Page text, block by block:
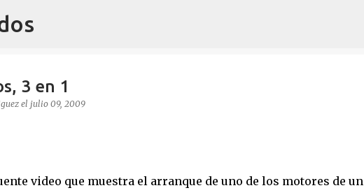
3 en 1
el julio 09, 2009
video que muestra el arranque de uno de los motores de un